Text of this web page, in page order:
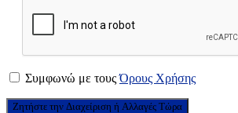
Συμφωνώ με τουςΌρους Χρήσης
Ζητήστε την Διαχείριση ή Αλλαγές Τώρα